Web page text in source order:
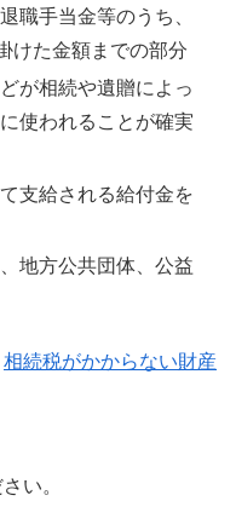
職手当金等のうち、
けた金額までの部分
が相続や遺贈によっ
使われることが確実
支給される給付金を
地方公共団体、公益
相続税がかからない財産
い。